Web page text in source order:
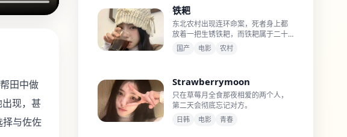
田中做
现，甚
择与佐佐
铁耙
东北农村出现连环命案，死者身上都
放着一把生锈铁耙，而铁耙属于二十
年前失踪的村霸。
国产 电影 农村
Strawberrymoon
只在草莓月全食那夜相爱的两个人，
第二天会彻底忘记对方。
日韩 电影 青春